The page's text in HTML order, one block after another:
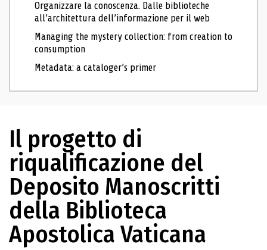
Organizzare la conoscenza. Dalle biblioteche
all’architettura dell’informazione per il web
Managing the mystery collection: from creation to
consumption
Metadata: a cataloger’s primer
Il progetto di
riqualificazione del
Deposito Manoscritti
della Biblioteca
Apostolica Vaticana